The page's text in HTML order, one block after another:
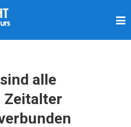
alle
Zeitalter